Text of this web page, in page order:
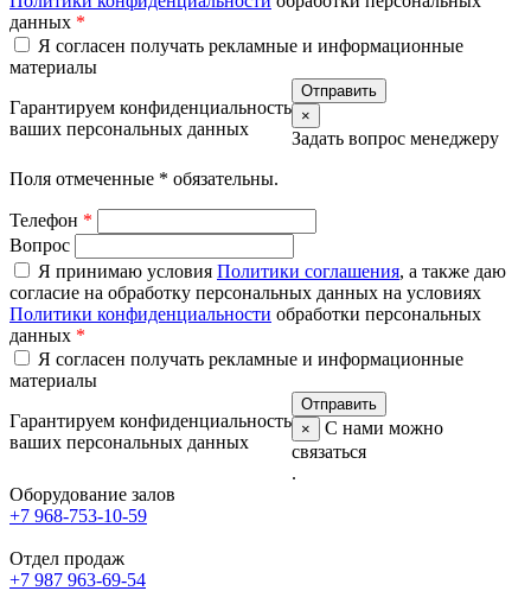
данных *
Я согласен получать рекламные и информационные
материалы
Гарантируем конфиденциальность
ваших персональных данных
×
Задать вопрос менеджеру
Поля отмеченные * обязательны.
Телефон *
Вопрос
Я принимаю условия Политики соглашения, а также даю
согласие на обработку персональных данных на условиях
Политики конфиденциальности обработки персональных
данных *
Я согласен получать рекламные и информационные
материалы
Гарантируем конфиденциальность
ваших персональных данных
×
С нами можно
связаться
.
Оборудование залов
+7 968-753-10-59
Отдел продаж
+7 987 963-69-54